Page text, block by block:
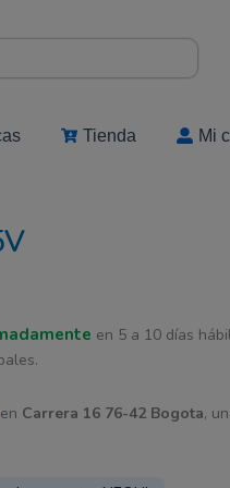
Tienda Mi
en 5 a 10 días
en Carrera 16 76-42 Bogota,
El
original
El
actual